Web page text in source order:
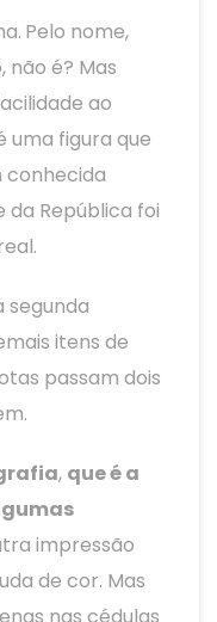
Pelo nome,
é? Mas
ao
uma figura que
conhecida
da República foi
segunda
itens de
passam dois
, que é a
impressão
de cor. Mas